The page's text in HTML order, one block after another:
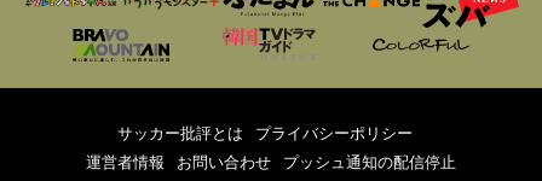
サッカー批評とは
プライバシーポリシー
運営者情報
お問い合わせ プッシュ通知の配信停止